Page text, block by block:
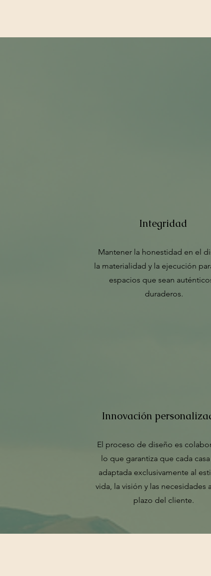
Integridad
Mantener la honestidad en el
la materialidad y la ejecución
espacios que sean
duraderos.
Innovación
El proceso de diseño es
lo que garantiza que cada
adaptada exclusivamente al
vida, la visión y las necesidades
plazo del cliente.